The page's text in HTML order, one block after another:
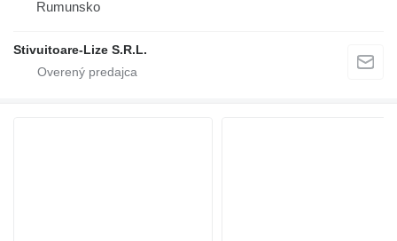
Rumunsko
Stivuitoare-Lize S.R.L.